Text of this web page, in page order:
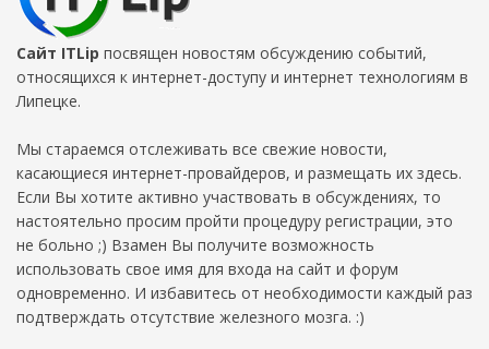
Сайт ITLip посвящен новостям обсуждению событий,
относящихся к интернет-доступу и интернет технологиям в
Липецке.
Мы стараемся отслеживать все свежие новости,
касающиеся интернет-провайдеров, и размещать их здесь.
Если Вы хотите активно участвовать в обсуждениях, то
настоятельно просим пройти процедуру регистрации, это
не больно ;) Взамен Вы получите возможность
использовать свое имя для входа на сайт и форум
одновременно. И избавитесь от необходимости каждый раз
подтверждать отсутствие железного мозга. :)